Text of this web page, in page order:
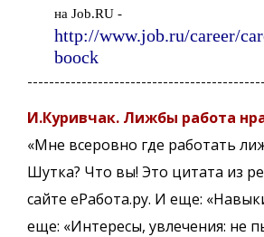
на Job.RU -
http://www.job.ru/career/
boock
И.Куривчак. Лижбы работа
«Мне всеровно где работать
Шутка? Что вы! Это цитата из
сайте еРабота.ру. И еще:
еще: «Интересы, увлечения: не